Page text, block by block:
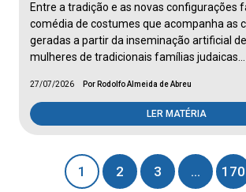
Entre a tradição e as novas configurações
comédia de costumes que acompanha as
geradas a partir da inseminação artificial
mulheres de tradicionais famílias judaicas…
27/07/2026 Por Rodolfo Almeida de Abreu
LER MATÉRIA
1 2 3 … 170